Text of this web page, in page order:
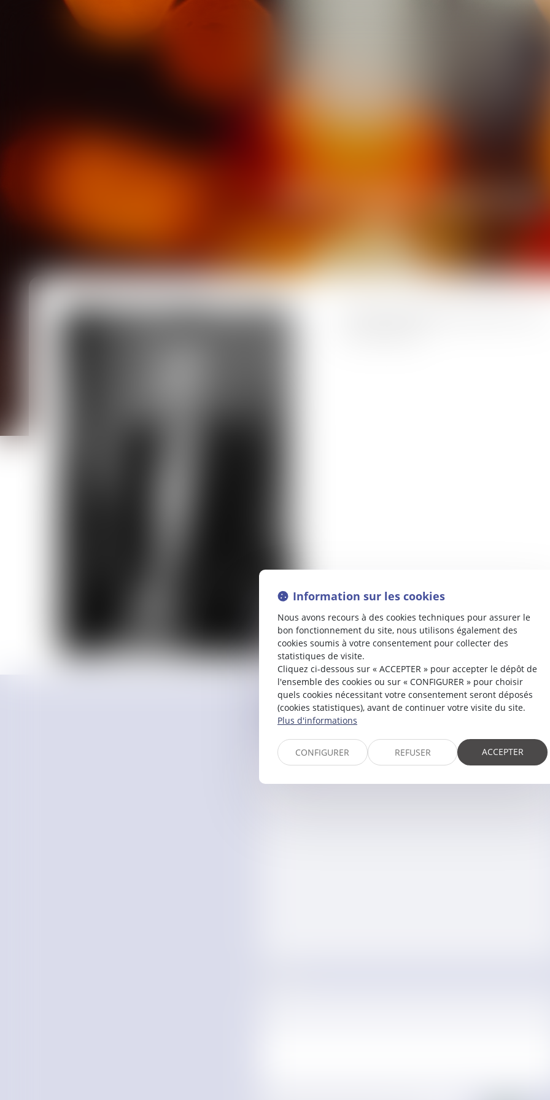
ContacterVictoire
Information sur les cookies
Nous avons recours à des cookies techniques pour assurer le
bon fonctionnement du site, nous utilisons également des
cookies soumis à votre consentement pour collecter des
statistiques de visite.
Cliquez ci-dessous sur « ACCEPTER » pour accepter le dépôt de
l'ensemble des cookies ou sur « CONFIGURER » pour choisir
quels cookies nécessitant votre consentement seront déposés
(cookies statistiques), avant de continuer votre visite du site.
Plus d'informations
CONFIGURER REFUSER ACCEPTER